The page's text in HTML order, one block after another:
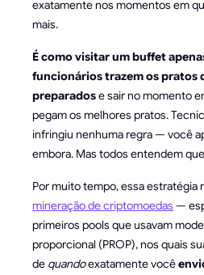
exatamente nos momentos em
mais.
É como visitar um buffet
funcionários trazem os pratos
preparadose sair no momento
pegam os melhores pratos.
infringiu nenhuma regra — você
embora. Mas todos entendem
Por muito tempo, essa estratégia
mineração de criptomoedas —
primeiros pools que usavam
proporcional (PROP), nos quais
de quandoexatamente você